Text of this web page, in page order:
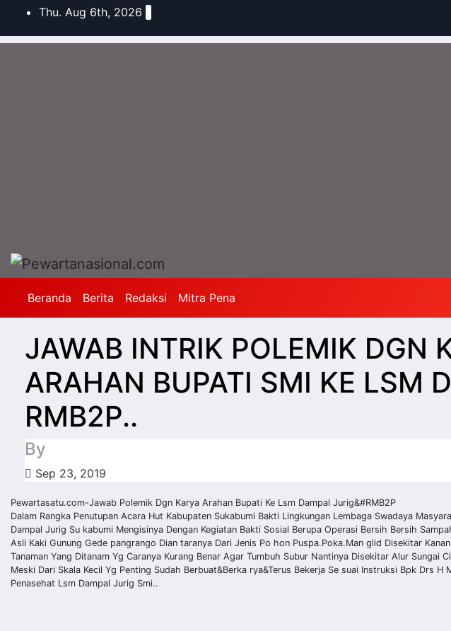
Thu. Aug 6th, 2026
Beranda Berita Redaksi Mitra Pena
JAWAB INTRIK POLEMIK DGN
ARAHAN BUPATI SMI KE LSM
RMB2P..
By
Sep 23, 2019
Pewartasatu.com-Jawab Polemik Dgn Karya Arahan Bupati Ke Lsm Dampal Jurig&#RMB2P
Dalam Rangka Penutupan Acara Hut Kabupaten Sukabumi Bakti Lingkungan Lembaga Swadaya
Dampal Jurig Su kabumi Mengisinya Dengan Kegiatan Bakti Sosial Berupa Operasi Bersih Bersih
Asli Kaki Gunung Gede pangrango Dian taranya Dari Jenis Po hon Puspa.Poka.Man glid Disekitar
Tanaman Yang Ditanam Yg Caranya Kurang Benar Agar Tumbuh Subur Nantinya Disekitar Alur Sungai
Meski Dari Skala Kecil Yg Penting Sudah Berbuat&Berka rya&Terus Bekerja Se suai Instruksi Bpk Drs H
Penasehat Lsm Dampal Jurig Smi..